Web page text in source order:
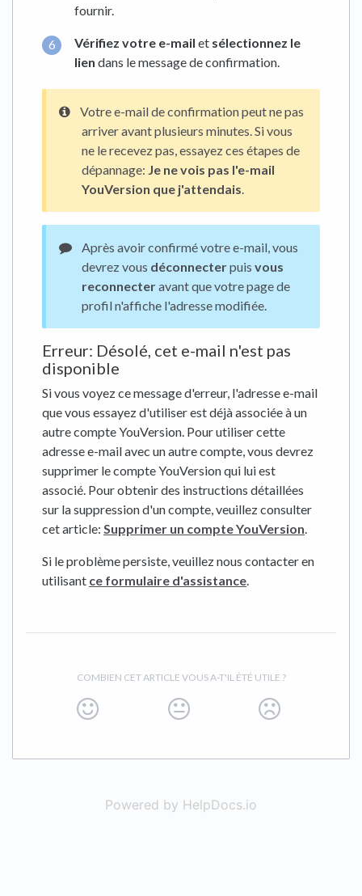
fournir.
Vérifiez votre e-mail et sélectionnez le
lien dans le message de confirmation.
Votre e-mail de confirmation peut ne pas
arriver avant plusieurs minutes. Si vous
ne le recevez pas, essayez ces étapes de
dépannage: Je ne vois pas l'e-mail
YouVersion que j'attendais
Après avoir confirmé votre e-mail, vous
devrez vous déconnecterpuis vous
reconnecteravant que votre page de
profil n'affiche l'adresse modifiée.
Erreur: Désolé, cet e-mail n'est pas
disponible
Si vous voyez ce message d'erreur, l'adresse e-mail
que vous essayez d'utiliser est déjà associée à un
autre compte YouVersion. Pour utiliser cette
adresse e-mail avec un autre compte, vous devrez
supprimer le compte YouVersion qui lui est
associé. Pour obtenir des instructions détaillées
sur la suppression d'un compte, veuillez consulter
cet article: Supprimer un compte YouVersion
Si le problème persiste, veuillez nous contacter en
utilisant ce formulaire d'assistance
COMBIEN CET ARTICLE VOUS A-T'IL ÉTÉ UTILE ?
Powered by HelpDocs.io